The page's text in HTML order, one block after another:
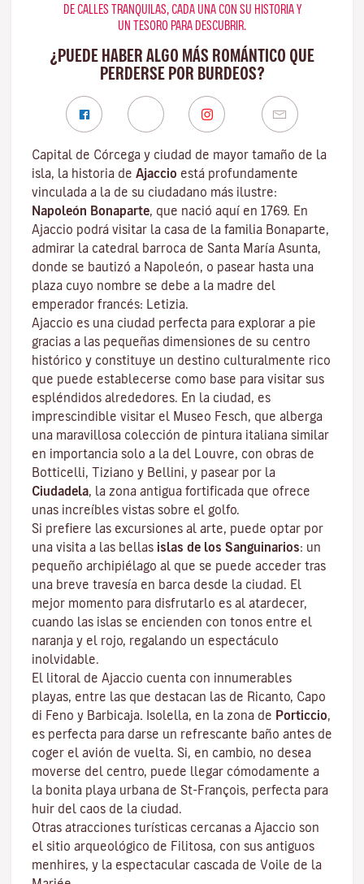
DE CALLES TRANQUILAS, CADA UNA CON SU HISTORIA Y
UN TESORO PARA DESCUBRIR.
¿PUEDE HABER ALGO MÁS ROMÁNTICO QUE
PERDERSE POR BURDEOS?
Capital de Córcega y ciudad de mayor tamaño de la
isla, la historia de Ajaccio está profundamente
vinculada a la de su ciudadano más ilustre:
Napoleón Bonaparte, que nació aquí en 1769. En
Ajaccio podrá visitar la casa de la familia Bonaparte,
admirar la catedral barroca de Santa María Asunta,
donde se bautizó a Napoleón, o pasear hasta una
plaza cuyo nombre se debe a la madre del
emperador francés: Letizia.
Ajaccio es una ciudad perfecta para explorar a pie
gracias a las pequeñas dimensiones de su centro
histórico y constituye un destino culturalmente rico
que puede establecerse como base para visitar sus
espléndidos alrededores. En la ciudad, es
imprescindible visitar el Museo Fesch, que alberga
una maravillosa colección de pintura italiana similar
en importancia solo a la del Louvre, con obras de
Botticelli, Tiziano y Bellini, y pasear por la
Ciudadela, la zona antigua fortificada que ofrece
unas increíbles vistas sobre el golfo.
Si prefiere las excursiones al arte, puede optar por
una visita a las bellas islas de los Sanguinarios: un
pequeño archipiélago al que se puede acceder tras
una breve travesía en barca desde la ciudad. El
mejor momento para disfrutarlo es al atardecer,
cuando las islas se encienden con tonos entre el
naranja y el rojo, regalando un espectáculo
inolvidable.
El litoral de Ajaccio cuenta con innumerables
playas, entre las que destacan las de Ricanto, Capo
di Feno y Barbicaja. Isolella, en la zona de Porticcio,
es perfecta para darse un refrescante baño antes de
coger el avión de vuelta. Si, en cambio, no desea
moverse del centro, puede llegar cómodamente a
la bonita playa urbana de St-François, perfecta para
huir del caos de la ciudad.
Otras atracciones turísticas cercanas a Ajaccio son
el sitio arqueológico de Filitosa, con sus antiguos
menhires, y la espectacular cascada de Voile de la